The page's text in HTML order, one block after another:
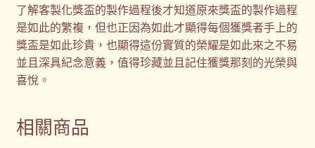
了解客製化獎盃的製作過程後才知道原來獎盃的製作過程
是如此的繁複，但也正因為如此才顯得每個獲獎者手上的
獎盃是如此珍貴，也顯得這份實質的榮耀是如此來之不易
並且深具紀念意義，值得珍藏並且記住獲獎那刻的光榮與
喜悅。
相關商品